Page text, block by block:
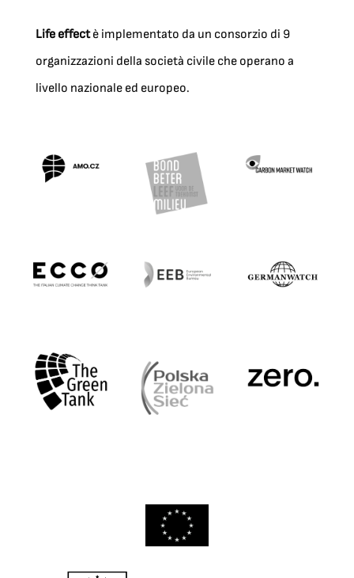
Life effectè implementato da un consorzio di 9
organizzazioni della società civile che operano a
livello nazionale ed europeo.